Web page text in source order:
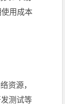
用成本
资源，
测试等